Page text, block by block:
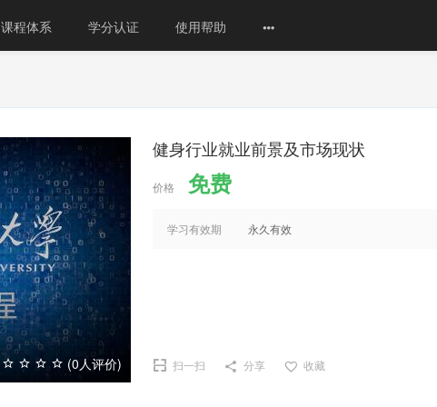
课程体系 学分认证 使用帮助
(0人评价)
健身行业就业前景及市场现状
价格 免费
学习有效期 永久有效
扫一扫 分享 收藏